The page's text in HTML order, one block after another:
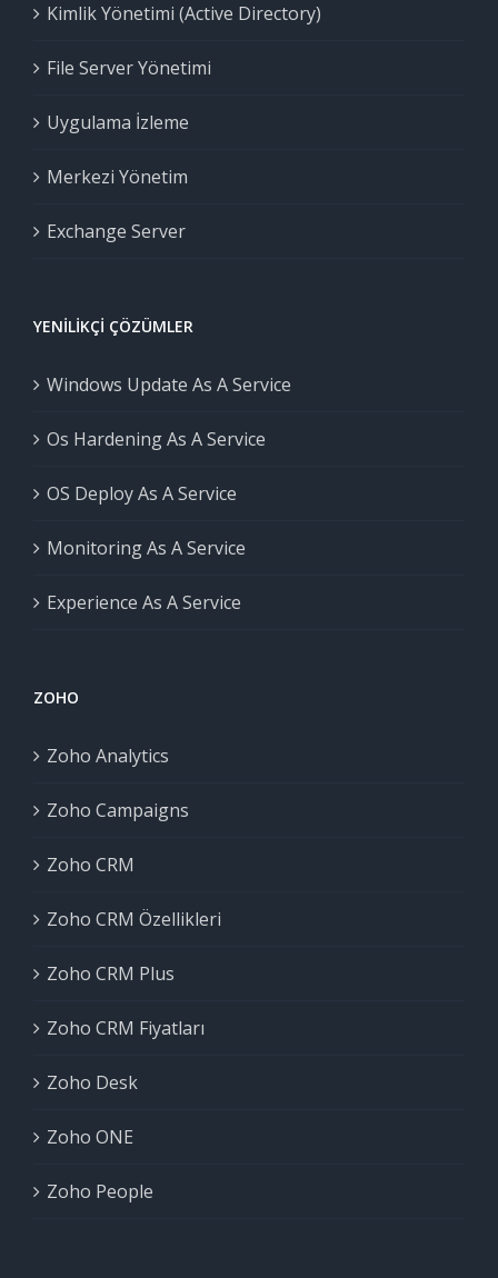
Kimlik Yönetimi (Active Directory)
File Server Yönetimi
Uygulama İzleme
Merkezi Yönetim
Exchange Server
YENILIKÇI ÇÖZÜMLER
Windows Update As A Service
Os Hardening As A Service
OS Deploy As A Service
Monitoring As A Service
Experience As A Service
ZOHO
Zoho Analytics
Zoho Campaigns
Zoho CRM
Zoho CRM Özellikleri
Zoho CRM Plus
Zoho CRM Fiyatları
Zoho Desk
Zoho ONE
Zoho People